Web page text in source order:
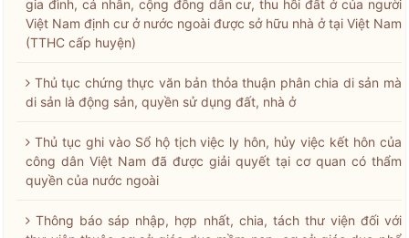
gia đình, cá nhân, cộng đồng dân cư, thu hồi đất ở của người
Việt Nam định cư ở nước ngoài được sở hữu nhà ở tại Việt Nam
(TTHC cấp huyện)
Thủ tục chứng thực văn bản thỏa thuận phân chia di sản mà
di sản là động sản, quyền sử dụng đất, nhà ở
Thủ tục ghi vào Sổ hộ tịch việc ly hôn, hủy việc kết hôn của
công dân Việt Nam đã được giải quyết tại cơ quan có thẩm
quyền của nước ngoài
Thông báo sáp nhập, hợp nhất, chia, tách thư viện đối với